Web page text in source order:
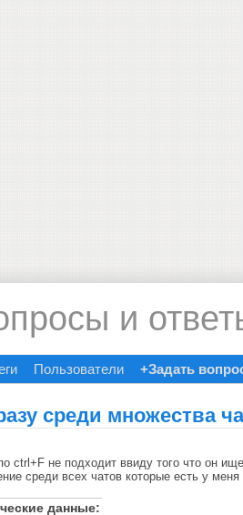
и
Пользователи +Задать
среди множества
ctrl+F не подходит ввиду того что он
среди всех чатов которые есть у меня
данные: